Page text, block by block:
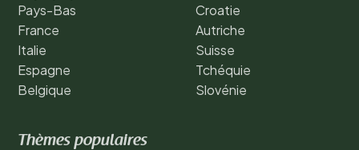
Pays-Bas
France
Italie
Espagne
Belgique
Croatie
Autriche
Suisse
Tchéquie
Slovénie
Thèmes populaires